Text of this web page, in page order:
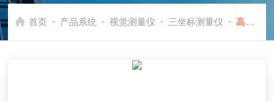
首页 - 产品系统 - 视觉测量仪 - 三坐标测量仪 - 高精度三坐标测量仪保养